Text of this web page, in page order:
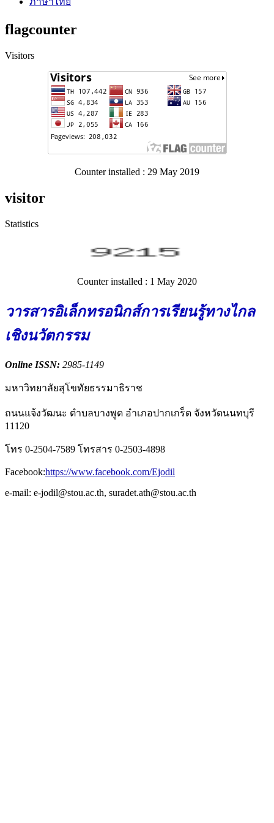
flagcounter
Visitors
Counter installed : 29 May 2019
visitor
Statistics
Counter installed : 1 May 2020
วารสารอิเล็กทรอนิกส์การเรียนรู้ทางไกล
เชิงนวัตกรรม
Online ISSN: 2985-1149
มหาวิทยาลัยสุโขทัยธรรมาธิราช
ถนนแจ้งวัฒนะ ตำบลบางพูด อำเภอปากเกร็ด จังหวัดนนทบุรี
11120
โทร 0-2504-7589 โทรสาร 0-2503-4898
Facebook:https://www.facebook.com/Ejodil
e-mail: e-jodil@stou.ac.th, suradet.ath@stou.ac.th